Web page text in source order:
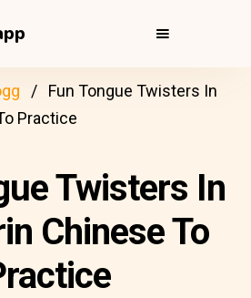
Fun Tongue Twisters In
Practice
Twisters In
Chinese To